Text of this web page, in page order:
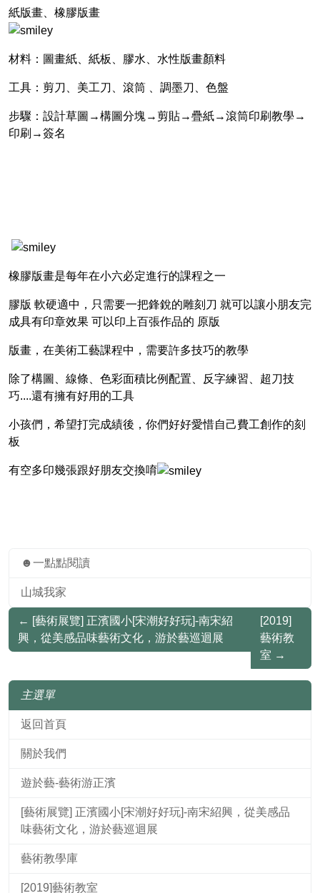
紙版畫、橡膠版畫
材料：圖畫紙、紙板、膠水、水性版畫顏料
工具：剪刀、美工刀、滾筒 、調墨刀、色盤
步驟：設計草圖→構圖分塊→剪貼→疊紙→滾筒印刷教學→
印刷→簽名
橡膠版畫是每年在小六必定進行的課程之一
膠版 軟硬適中，只需要一把鋒銳的雕刻刀 就可以讓小朋友完
成具有印章效果 可以印上百張作品的 原版
版畫，在美術工藝課程中，需要許多技巧的教學
除了構圖、線條、色彩面積比例配置、反字練習、超刀技
巧....還有擁有好用的工具
小孩們，希望打完成績後，你們好好愛惜自己費工創作的刻
板
有空多印幾張跟好朋友交換唷
☻一點點閱讀
山城我家
← [藝術展覽] 正濱國小[宋潮好好玩]-南宋紹
興，從美感品味藝術文化，游於藝巡迴展
[2019]
藝術教
室 →
主選單
返回首頁
關於我們
遊於藝-藝術游正濱
[藝術展覽] 正濱國小[宋潮好好玩]-南宋紹興，從美感品
味藝術文化，游於藝巡迴展
藝術教學庫
[2019]藝術教室